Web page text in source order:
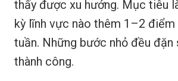
thấy được xu hướng. Mục tiêu
kỳ lĩnh vực nào thêm 1–2
tuần. Những bước nhỏ đều đặn
thành công.